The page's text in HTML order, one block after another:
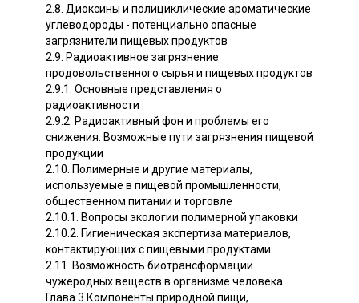
2.8. Диоксины и полициклические ароматические
углеводороды - потенциально опасные
загрязнители пищевых продуктов
2.9. Радиоактивное загрязнение
продовольственного сырья и пищевых продуктов
2.9.1. Основные представления о
радиоактивности
2.9.2. Радиоактивный фон и проблемы его
снижения. Возможные пути загрязнения пищевой
продукции
2.10. Полимерные и другие материалы,
используемые в пищевой промышленности,
общественном питании и торговле
2.10.1. Вопросы экологии полимерной упаковки
2.10.2. Гигиеническая экспертиза материалов,
контактирующих с пищевыми продуктами
2.11. Возможность биотрансформации
чужеродных веществ в организме человека
Глава 3 Компоненты природной пищи,